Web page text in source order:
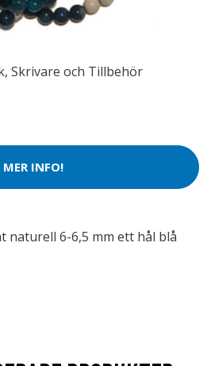
, Skrivare och Tillbehör
MER INFO!
naturell 6-6,5 mm ett hål blå